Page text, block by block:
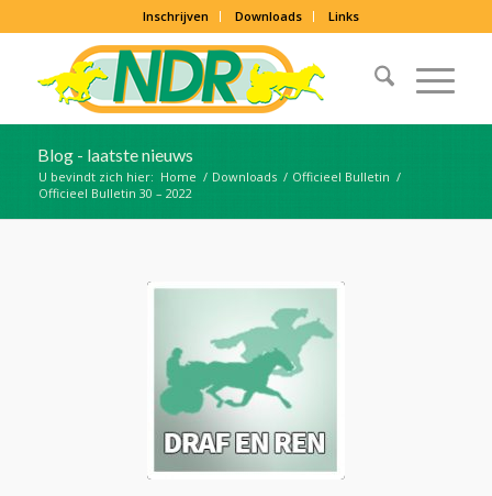
Inschrijven Downloads Links
Blog - laatste nieuws
U bevindt zich hier: Home / Downloads / Officieel Bulletin /
Officieel Bulletin 30 – 2022